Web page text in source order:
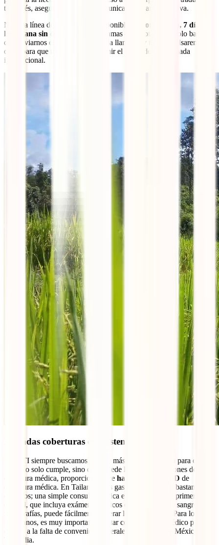
tailandés, asegurando así una comunicación clara y efectiva.
Nuestra línea de atención está disponible
24 horas al día, 7 días a
la semana sin costo alguno
. Si llamas desde otro país, solo basta
con enviarnos el comprobante de la llamada, y te reembolsaremos el
costo para que no tengas que asumir el cargo de una llamada
internacional.
Elevadas coberturas en asistencia médica
En IATI siempre buscamos ofrecer más y nuestra póliza para este
lugar no solo cumple, sino que excede las recomendaciones de
cobertura médica, proporcionándote hasta 200,000 USD de
cobertura médica. En Tailandia, los gastos médicos son bastante
elevados; una simple consulta médica en un hospital de primera
calidad, que incluya exámenes básicos como análisis de sangre y
radiografías, puede fácilmente superar los 500 dólares. Para los
mexicanos, es muy importante contar con un seguro médico privado
debido a la falta de convenios bilaterales de salud entre México y
Tailandia.